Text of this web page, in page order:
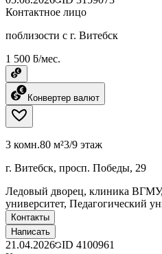
Контактное лицо
поблизости с г. Витебск
1 500 ƃ/мес.
Конвертер валют
3 комн.80 м²3/9 этаж
г. Витебск, просп. Победы, 29
Ледовый дворец, клиника
университет, Педагогический
Контакты
Написать
21.04.2026 ID 4100961